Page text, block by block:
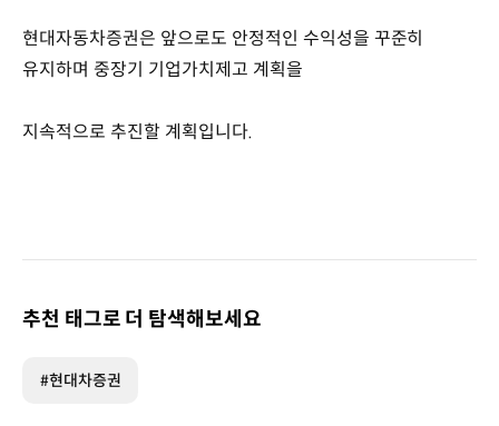
현대자동차증권은 앞으로도 안정적인 수익성을 꾸준히
유지하며 중장기 기업가치제고 계획을
지속적으로 추진할 계획입니다.
추천 태그로 더 탐색해보세요
#현대차증권